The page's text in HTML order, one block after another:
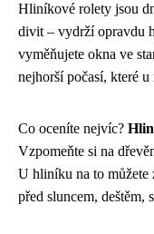
Hliníkové rolety jsou
divit – vydrží opravdu
vyměňujete okna ve
nejhorší počasí, které u
Co oceníte nejvíc?
Vzpomeňte si na
U hliníku na to můžete
před sluncem, deštěm,